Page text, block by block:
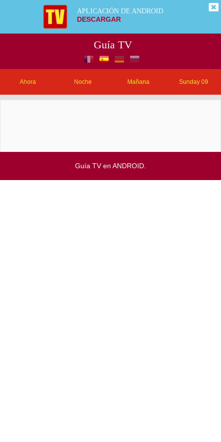
APLICACIÓN DE ANDROID
DESCARGAR
Guía TV
Ahora Noche Mañana Sunday 09
Guía TV en ANDROID.